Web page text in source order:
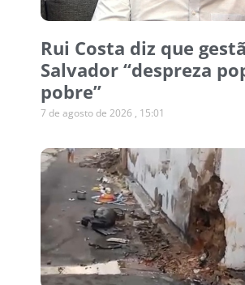
Rui Costa diz que
Salvador “despreza
pobre”
7 de agosto de 2026 15:01